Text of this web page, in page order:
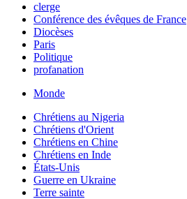
clerge
Conférence des évêques de France
Diocèses
Paris
Politique
profanation
Monde
Chrétiens au Nigeria
Chrétiens d'Orient
Chrétiens en Chine
Chrétiens en Inde
États-Unis
Guerre en Ukraine
Terre sainte